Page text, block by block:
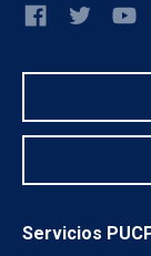
Servicios